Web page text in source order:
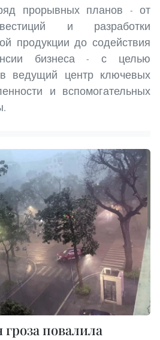
прорывных планов - от
и разработки
продукции до содействия
бизнеса - с целью
ведущий центр ключевых
и вспомогательных
повалила